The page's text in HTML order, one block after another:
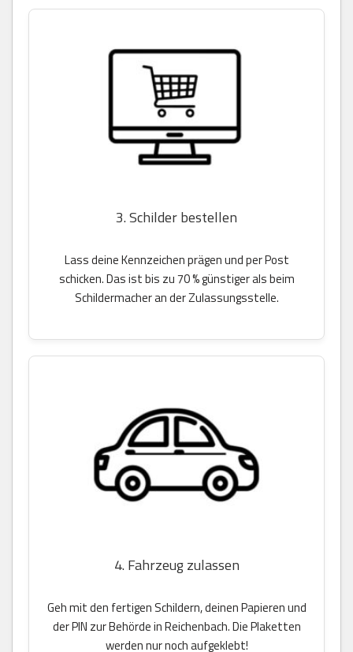
3. Schilder bestellen
Lass deine Kennzeichen prägen und per Post
schicken. Das ist bis zu 70 % günstiger als beim
Schildermacher an der Zulassungsstelle.
4. Fahrzeug zulassen
Geh mit den fertigen Schildern, deinen Papieren und
der PIN zur Behörde in Reichenbach. Die Plaketten
werden nur noch aufgeklebt!